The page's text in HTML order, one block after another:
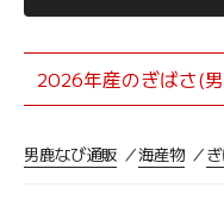
2026年産のぎばさ(
男鹿なび通販 海産物